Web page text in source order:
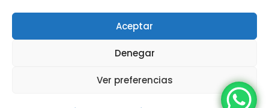
Aceptar
Denegar
Ver preferencias
Inicio
Quiénes somos
Política de privacidad
Política de cookies
Contacto